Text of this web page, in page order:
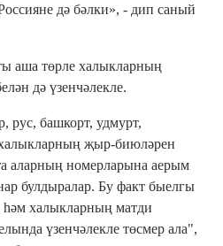
дә бәлки», - дип саный
аша төрле халыкларның
дә үзенчәлекле.
рус, башкорт, удмурт,
җыр-биюләрен
аларның номерларына аерым
булдыралар. Бу факт быелгы
һәм халыкларның матди
үзенчәлекле төсмер ала",